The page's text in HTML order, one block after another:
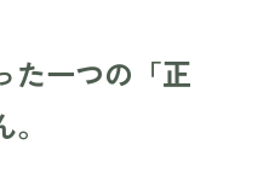
た一つの「正